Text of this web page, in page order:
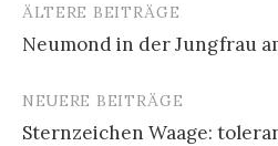
Beitragsnavigation
ÄLTERE BEITRÄGE
Neumond in der Jungfrau
NEUERE BEITRÄGE
Sternzeichen Waage: